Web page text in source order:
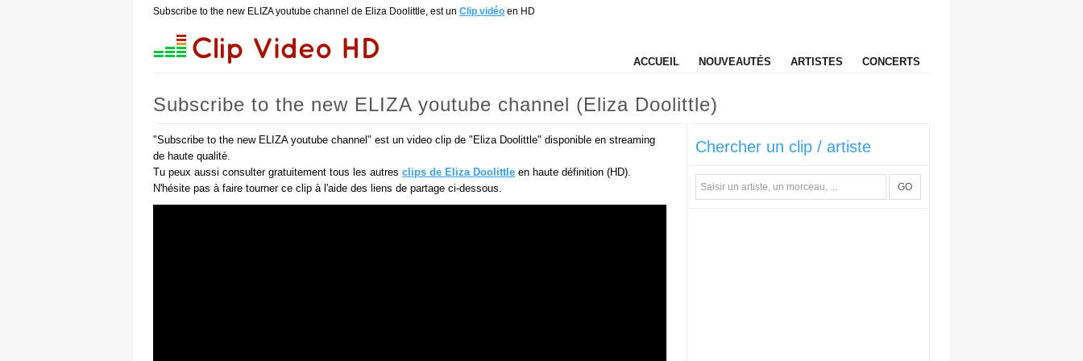
Subscribe to the new ELIZA youtube channel de Eliza Doolittle, est un Clip vidéo en HD
ACCUEIL NOUVEAUTÉS ARTISTES CONCERTS
Subscribe to the new ELIZA youtube channel (Eliza Doolittle)
"Subscribe to the new ELIZA youtube channel" est un video clip de "Eliza Doolittle" disponible en streaming
de haute qualité.
Tu peux aussi consulter gratuitement tous les autres clips de Eliza Doolittle en haute définition (HD).
N'hésite pas à faire tourner ce clip à l'aide des liens de partage ci-dessous.
Chercher un clip / artiste
GO